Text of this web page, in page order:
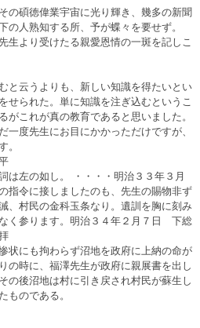
の碩徳偉業宇宙に光り輝き、幾多の新聞
の人熟知する所、予が蝶々を要せず。
生より受けたる親愛恩情の一斑を記しこ
と云うよりも、新しい知識を得たいとい
せられた。単に知識を注ぎ込むというこ
がこれが真の教育であると思いました。
一度先生にお目にかかっただけですが、
。
は左の如し。 ・・・・明治３３年３月
指令に接しましたのも、先生の賜物非ず
、村民の金科玉条なり。遺訓を胸に刻み
く参ります。明治３４年２月７日 下総
状にも拘わらず沼地を政府に上納の命が
の時に、福澤先生が政府に親展書を出し
の後沼地は村に引き戻され村民が蘇生し
ものである。